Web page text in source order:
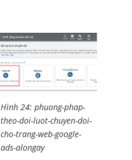
Hình 24: phuong-phap-
theo-doi-luot-chuyen-doi-
cho-trang-web-google-
ads-alongay